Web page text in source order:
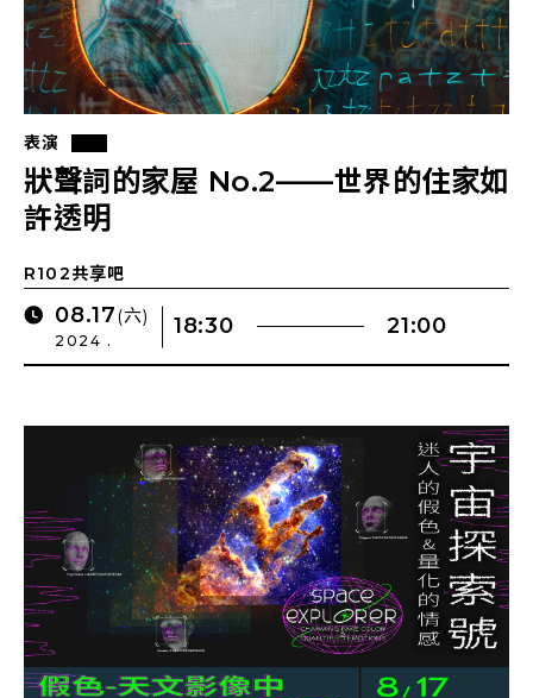
表演
狀聲詞的家屋 No.2——世界的住家如
許透明
R102共享吧
08.17(六)
2024 .
18:30 21:00